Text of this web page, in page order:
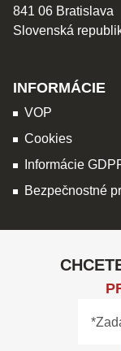
841 06 Bratislava
Slovenská
INFORMÁCIE
VOP
Cookies
Informácie
Bezpečnostné